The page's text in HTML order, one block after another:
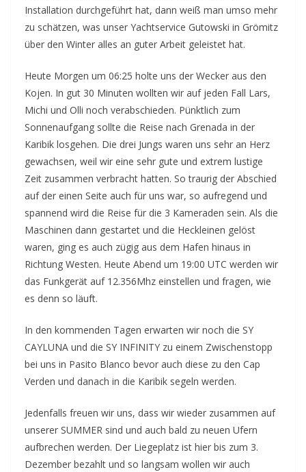
Installation durchgeführt hat, dann weiß man umso mehr
zu schätzen, was unser Yachtservice Gutowski in Grömitz
über den Winter alles an guter Arbeit geleistet hat.
Heute Morgen um 06:25 holte uns der Wecker aus den
Kojen. In gut 30 Minuten wollten wir auf jeden Fall Lars,
Michi und Olli noch verabschieden. Pünktlich zum
Sonnenaufgang sollte die Reise nach Grenada in der
Karibik losgehen. Die drei Jungs waren uns sehr an Herz
gewachsen, weil wir eine sehr gute und extrem lustige
Zeit zusammen verbracht hatten. So traurig der Abschied
auf der einen Seite auch für uns war, so aufregend und
spannend wird die Reise für die 3 Kameraden sein. Als die
Maschinen dann gestartet und die Heckleinen gelöst
waren, ging es auch zügig aus dem Hafen hinaus in
Richtung Westen. Heute Abend um 19:00 UTC werden wir
das Funkgerät auf 12.356Mhz einstellen und fragen, wie
es denn so läuft.
In den kommenden Tagen erwarten wir noch die SY
CAYLUNA und die SY INFINITY zu einem Zwischenstopp
bei uns in Pasito Blanco bevor auch diese zu den Cap
Verden und danach in die Karibik segeln werden.
Jedenfalls freuen wir uns, dass wir wieder zusammen auf
unserer SUMMER sind und auch bald zu neuen Ufern
aufbrechen werden. Der Liegeplatz ist hier bis zum 3.
Dezember bezahlt und so langsam wollen wir auch